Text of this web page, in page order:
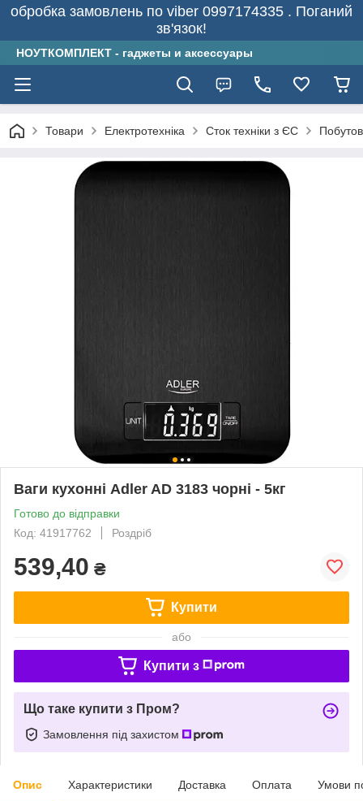
обробка замовлень по viber 0997174335 . Поганий
зв'язок!
НОУТКОМПЛЕКТ - гаджеты и аксессуары
Товари Електротехніка Сток техніки з ЄС
Ваги кухонні Adler AD 3183 чорні - 5кг
Готово до відправки
Код: 41917762
Роздріб
539,40 ₴
Купити
або
Купити з
Що таке купити з Пром?
Замовлення під захистом
Опис Характеристики Доставка Оплата Умови